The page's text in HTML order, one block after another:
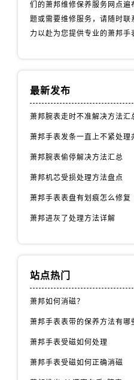
们的萧邦维修保养服务网点遍
题或需要维修服务，请随时
力以赴为您提供专业的萧邦手
最新发布
萧邦腕表走时不准解决方法汇
萧邦手表发条一直上不紧处理
萧邦腕表偷停解决方法汇总
萧邦机芯受损处理方法盘点
萧邦手表表盘有划痕怎么修复
萧邦进灰了处理方法详解
站点热门
萧邦如何消磁？
萧邦手表表带的保养方法有哪
萧邦手表受磁如何处理
萧邦手表受磁如何正确消磁